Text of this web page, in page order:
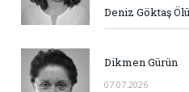
Deniz Göktaş
Dikmen Gürün
07.07.2026